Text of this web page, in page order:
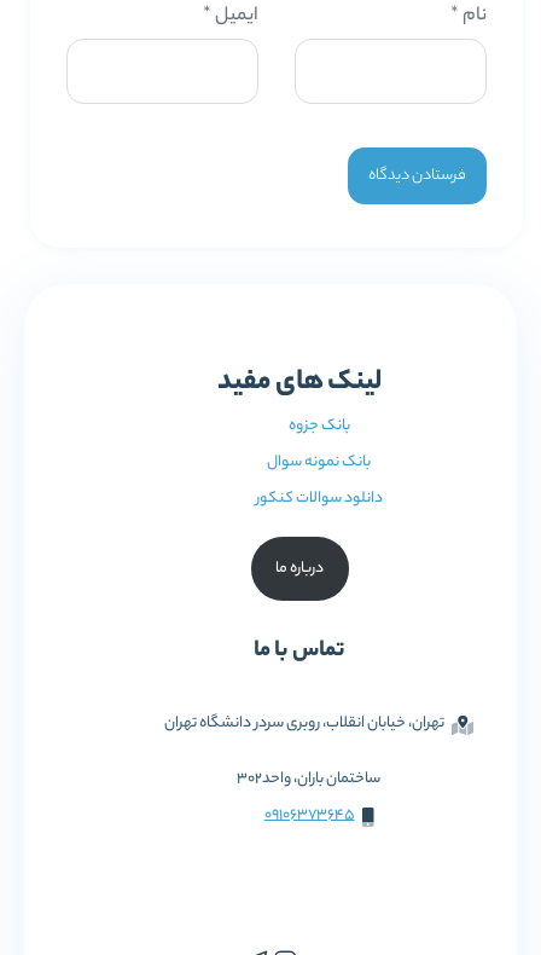
نام * ایمیل*
لینک های مفید
بانک جزوه
بانک نمونه سوال
دانلود سوالات کنکور
درباره ما
تماس با ما
تهران، خیابان انقلاب، روبری سردر دانشگاه تهران
ساختمان باران، واحد302
09106373645